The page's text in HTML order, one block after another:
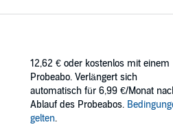
stumbles into their lives.
and one sassy brat with an insane
12,62 € oder kostenlos mit einem
Probeabo. Verlängert sich
automatisch für 6,99 €/Monat
Ablauf des Probeabos.
gelten.